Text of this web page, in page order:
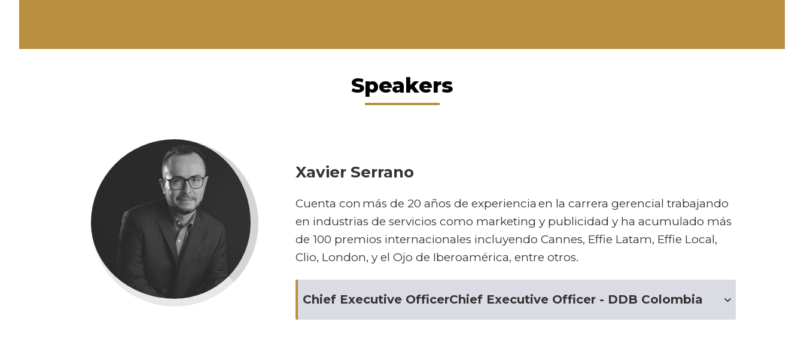
Speakers
Xavier Serrano
Cuenta con más de 20 años de experiencia en la carrera gerencial trabajando
en industrias de servicios como marketing y publicidad y ha acumulado más
de 100 premios internacionales incluyendo Cannes, Effie Latam, Effie Local,
Clio, London, y el Ojo de Iberoamérica, entre otros.
Chief Executive OfficerChief Executive Officer - DDB Colombia